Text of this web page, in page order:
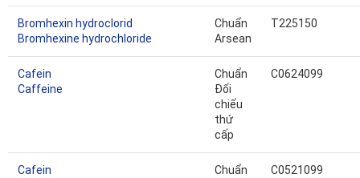
Bromhexin hydroclorid
Bromhexine hydrochloride
Chuẩn
Arsean
T225150
Cafein
Caffeine
Chuẩn
Đối
chiếu
thứ
cấp
C0624099
Cafein
Chuẩn
C0521099